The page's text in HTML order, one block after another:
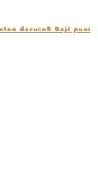
doručak koji puni